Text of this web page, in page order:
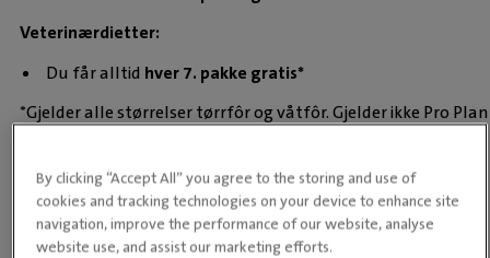
Veterinærdietter:
Du får alltid hver 7. pakke gratis*
*Gjelder alle størrelser tørrfôr og våtfôr. Gjelder ikke Pro Plan
Å gi sitt dyr kvalitetsfôr er en god investering i dyrets helse.
Kom innom så hjelper vi deg å finne et fôr tilpasset ditt dyrs
spesifikke behov.
By clicking “Accept All” you agree to the storing and use of
cookies and tracking technologies on your device to enhance site
navigation, improve the performance of our website, analyse
website use, and assist our marketing efforts.